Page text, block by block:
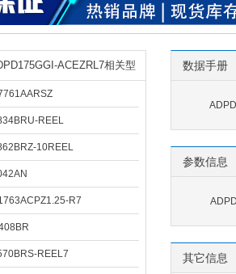
ACEZRL7相关型
REEL
10REEL
R7
REEL7
数据手册
参数信息
其它信息